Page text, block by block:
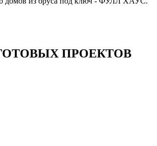
ПРОЕКТОВ